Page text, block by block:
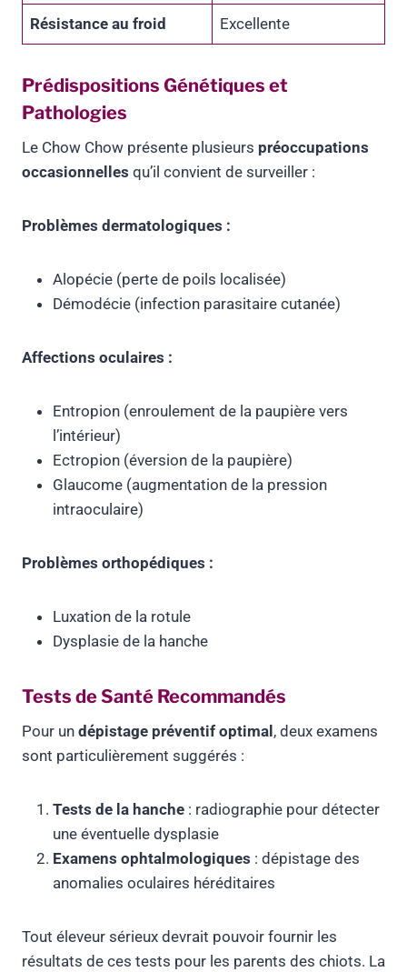
Résistance au froid Excellente
Prédispositions Génétiques et
Pathologies
Le Chow Chow présente plusieurs préoccupations
occasionnelles qu’il convient de surveiller :
Problèmes dermatologiques :
Alopécie (perte de poils localisée)
Démodécie (infection parasitaire cutanée)
Affections oculaires :
Entropion (enroulement de la paupière vers
l’intérieur)
Ectropion (éversion de la paupière)
Glaucome (augmentation de la pression
intraoculaire)
Problèmes orthopédiques :
Luxation de la rotule
Dysplasie de la hanche
Tests de Santé Recommandés
Pour un dépistage préventif optimal , deux examens
sont particulièrement suggérés :
Tests de la hanche : radiographie pour détecter
une éventuelle dysplasie
Examens ophtalmologiques : dépistage des
anomalies oculaires héréditaires
Tout éleveur sérieux devrait pouvoir fournir les
résultats de ces tests pour les parents des chiots. La